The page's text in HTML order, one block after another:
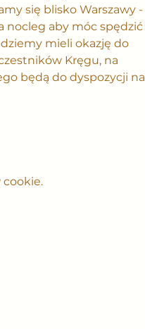
się blisko Warszawy -
nocleg aby móc spędzić
mieli okazję do
Kręgu, na
będą do dyspozycji na